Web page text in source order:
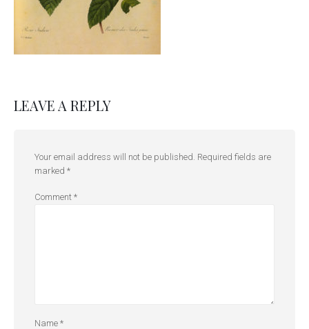
LEAVE A REPLY
Your email address will not be published. Required fields are
marked *
Comment *
Name *